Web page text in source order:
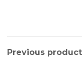
Previous product